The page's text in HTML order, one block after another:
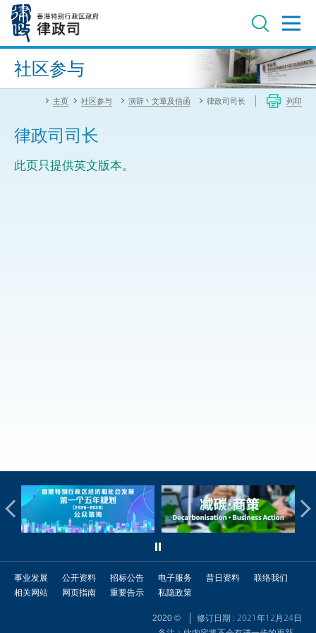
内
进阶搜寻
社区参与
主页 社区参与 演辞丶文章及信函 律政司司长 列印
律政司司长
此页只提供英文版本。
事业发展 公开资料 招标公告 电子服务 昔日资料
联络我们
相关网站
网页指南 重要告示 私隐政策
2020 ©
修订日期 : 2021年12月24日